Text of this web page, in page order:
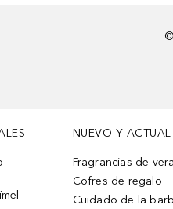
©
NUEVO Y ACTUAL
Fragrancias de
Cofres de regalo
Cuidado de la